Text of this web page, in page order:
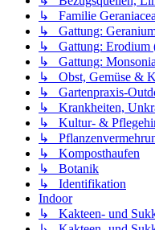
↳ Familie
↳ Gattung:
↳ Gattung: Erodium
↳ Gattung:
↳ Obst, Gemüse &
↳ Gartenpraxis-
↳ Krankheiten,
↳ Kultur- &
↳
↳ Komposthaufen
↳ Botanik
↳ Identifikation
Indoor
↳ Kakteen- und